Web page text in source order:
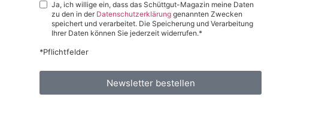
Ja, ich willige ein, dass das Schüttgut-Magazin meine Daten
zu den in der Datenschutzerklärunggenannten Zwecken
speichert und verarbeitet. Die Speicherung und Verarbeitung
Ihrer Daten können Sie jederzeit widerrufen.*
*Pflichtfelder
Newsletter bestellen